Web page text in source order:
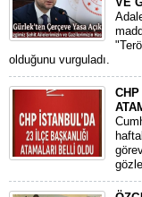
olduğunu vurguladı.